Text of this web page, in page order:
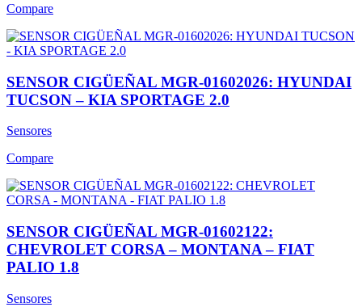
Compare
SENSOR CIGÜEÑAL MGR-01602026: HYUNDAI
TUCSON – KIA SPORTAGE 2.0
Sensores
Compare
SENSOR CIGÜEÑAL MGR-01602122:
CHEVROLET CORSA – MONTANA – FIAT
PALIO 1.8
Sensores